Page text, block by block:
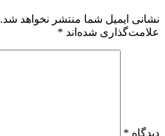
نشانی ایمیل شما منتشر نخواهد شد.
علامت‌گذاری شده‌اند *
دیدگاه *